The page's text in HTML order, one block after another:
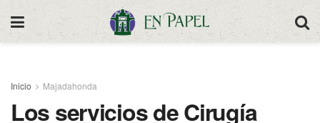
Inicio Majadahonda
Los servicios de Cirugía